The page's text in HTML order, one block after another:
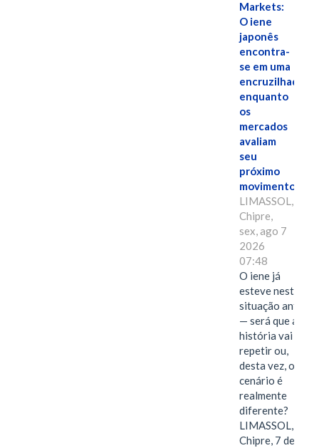
Markets:
O iene
japonês
encontra-
se em uma
encruzilhada
enquanto
os
mercados
avaliam
seu
próximo
movimento.
LIMASSOL,
Chipre,
sex, ago 7
2026
07:48
O iene já
esteve nesta
situação antes
— será que a
história vai se
repetir ou,
desta vez, o
cenário é
realmente
diferente?
LIMASSOL,
Chipre, 7 de